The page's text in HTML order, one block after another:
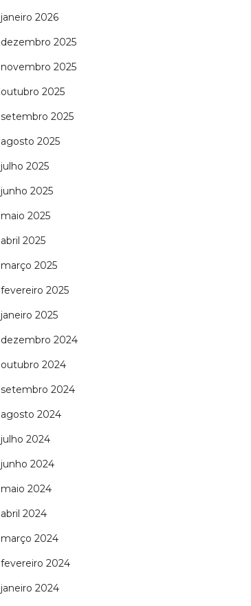
janeiro 2026
dezembro 2025
novembro 2025
outubro 2025
setembro 2025
agosto 2025
julho 2025
junho 2025
maio 2025
abril 2025
março 2025
fevereiro 2025
janeiro 2025
dezembro 2024
outubro 2024
setembro 2024
agosto 2024
julho 2024
junho 2024
maio 2024
abril 2024
março 2024
fevereiro 2024
janeiro 2024